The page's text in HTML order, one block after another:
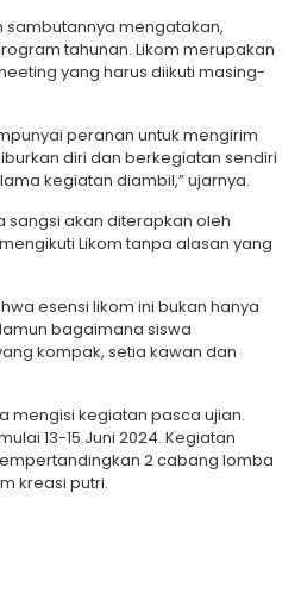
sambutannya mengatakan,
tahunan. Likom merupakan
yang harus diikuti masing-
peranan untuk mengirim
diri dan berkegiatan sendiri
kegiatan diambil,” ujarnya.
sangsi akan diterapkan oleh
Likom tanpa alasan yang
esensi likom ini bukan hanya
bagaimana siswa
kompak, setia kawan dan
mengisi kegiatan pasca ujian.
13-15 Juni 2024. Kegiatan
2 cabang lomba
kreasi putri.